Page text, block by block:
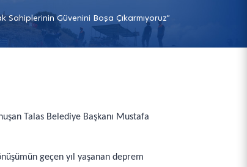
Sahiplerinin Güvenini Boşa Çıkarmıyoruz”
Talas Belediye Başkanı Mustafa
geçen yıl yaşanan deprem